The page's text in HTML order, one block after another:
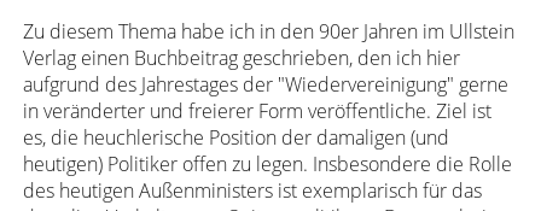
Zu diesem Thema habe ich in den 90er Jahren im Ullstein
Verlag einen Buchbeitrag geschrieben, den ich hier
aufgrund des Jahrestages der "Wiedervereinigung" gerne
in veränderter und freierer Form veröffentliche. Ziel ist
es, die heuchlerische Position der damaligen (und
heutigen) Politiker offen zu legen. Insbesondere die Rolle
des heutigen Außenministers ist exemplarisch für das